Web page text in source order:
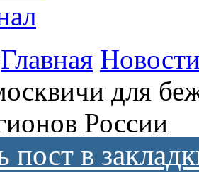
Главная
для
России
пост в